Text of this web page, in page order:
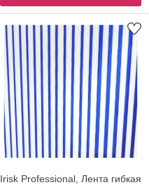
Irisk Professional, Лента гибкая